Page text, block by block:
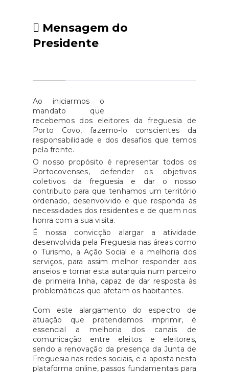
Covo.Atendimento ao
públicoAinda no dia 11 de junho,
Freguesia de Porto Covo,
mediante marcação, que deve
ser feita até às 15h00 do dia 8
de junho, por um destes
meios:Tlf: 269 630 600 (CMS)Tlf:
269 959 120 (JFPC)e-mail:
gabinete.presidencia@mun-
sines.ptPresencialmente, nas
instalações da Junta de
Freguesia de Porto Covo
limite de doze unidades por ano,
durante o período de vigência
apoio:• Beneficiários da Tarifa
Social de Energia Elétrica
(TSEE)• Cidadãos que não
beneficiem de TSEE, mas cujo
agregado familiar integre pelo
menos um elemento que
receba uma prestação social
mínima,
nomeadamente:Complemento
Solidário para
IdososRendimento Social de
InserçãoPensão Social de
InvalidezPrestação Social para a
InclusãoPensão Social de
VelhiceSubsídio Social de
DesempregoPara efeitos de
candidatura, os interessados
beneficiários com TSEE:Fatura
de eletricidade atual
comprovativa da tarifa
social;Fatura de aquisição do
GPL (com NIF e data no ano de
Mensagem do
Presidente
Ao iniciarmos o
mandato que
recebemos dos eleitores da freguesia de
Porto Covo, fazemo-lo conscientes da
responsabilidade e dos desafios que temos
pela frente.
O nosso propósito é representar todos os
Portocovenses, defender os objetivos
coletivos da freguesia e dar o nosso
contributo para que tenhamos um território
ordenado, desenvolvido e que responda às
necessidades dos residentes e de quem nos
honra com a sua visita.
É nossa convicção alargar a atividade
desenvolvida pela Freguesia nas áreas como
o Turismo, a Ação Social e a melhoria dos
serviços, para assim melhor responder aos
anseios e tornar esta autarquia num parceiro
de primeira linha, capaz de dar resposta às
problemáticas que afetam os habitantes.
Com este alargamento do espectro de
atuação que pretendemos imprimir, é
essencial a melhoria dos canais de
comunicação entre eleitos e eleitores,
sendo a renovação da presença da Junta de
Freguesia nas redes sociais, e a aposta nesta
plataforma online, passos fundamentais para